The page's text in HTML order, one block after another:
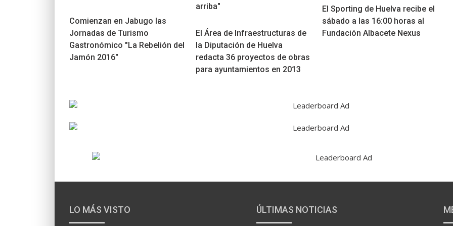
arriba"
El Sporting de Huelva recibe el
sábado a las 16:00 horas al
Fundación Albacete Nexus
Comienzan en Jabugo las
Jornadas de Turismo
Gastronómico "La Rebelión del
Jamón 2016"
El Área de Infraestructuras de
la Diputación de Huelva
redacta 36 proyectos de obras
para ayuntamientos en 2013
LO MÁS VISTO ÚLTIMAS NOTICIAS